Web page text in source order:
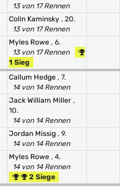
13 von 17 Rennen
Colin Kaminsky , 20.
13 von 17 Rennen
Myles Rowe , 6.
13 von 17 Rennen
1 Sieg
Callum Hedge , 7.
14 von 14 Rennen
Jack William Miller ,
10.
14 von 14 Rennen
Jordan Missig , 9.
14 von 14 Rennen
Myles Rowe , 4.
14 von 14 Rennen
2 Siege